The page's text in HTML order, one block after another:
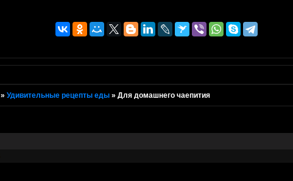
»Удивительные рецепты еды »Для домашнего чаепития